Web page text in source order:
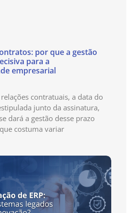
por que a gestão
para a
empresarial
contratuais, a data do
junto da assinatura,
dará a gestão desse prazo
costuma variar